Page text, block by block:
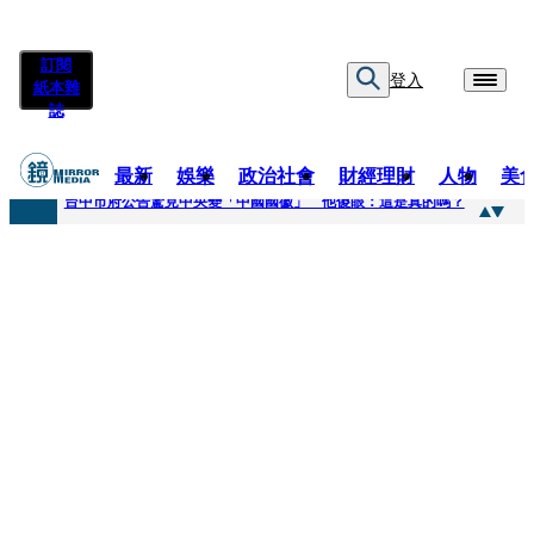
訂閱
紙本雜
誌
登入
最新 娛樂 政治社會 財經理財 人物 美
快訊
台中市府公告驚見中央變「中國國徽」 他傻眼：這是真的嗎？